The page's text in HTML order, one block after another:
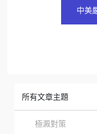
中美
所有文章主題
極澱對策